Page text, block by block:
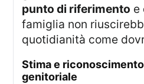
punto di riferimento e
famiglia non
quotidianità come
stima e riconoscimento: kate nel ruolo
genitoriale